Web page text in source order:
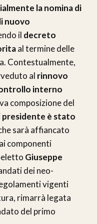
la nomina di
nuovo
il decreto
al termine delle
Contestualmente,
al rinnovo
interno
composizione del
presidente è stato
sarà affiancato
componenti
Giuseppe
dei neo-
vigenti
rimarrà legata
del primo